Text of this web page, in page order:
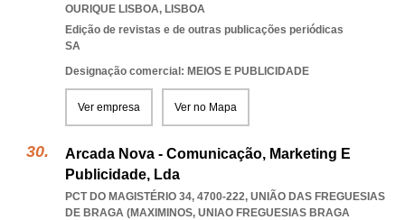
OURIQUE LISBOA, LISBOA
Edição de revistas e de outras publicações periódicas
SA
Designação comercial: MEIOS E PUBLICIDADE
Ver empresa Ver no Mapa
Arcada Nova - Comunicação, Marketing E
Publicidade, Lda
PCT DO MAGISTÉRIO 34, 4700-222, UNIÃO DAS FREGUESIAS
DE BRAGA (MAXIMINOS, UNIAO FREGUESIAS BRAGA